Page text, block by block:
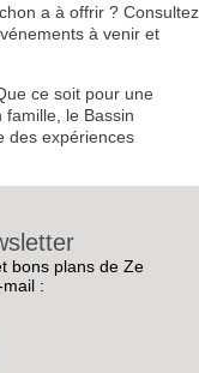
a à offrir ? Consultez
à venir et
ce soit pour une
le Bassin
des expériences
bons plans de Ze
: